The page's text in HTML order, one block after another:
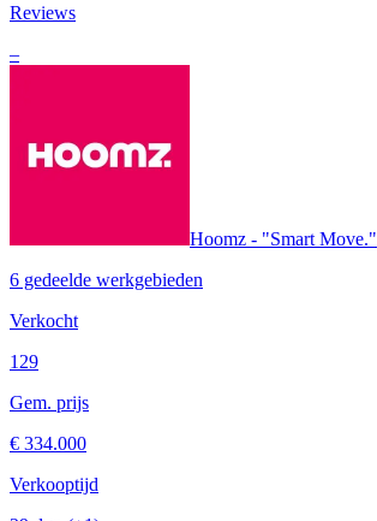
Reviews
–
Hoomz - "Smart Move."
6 gedeelde werkgebieden
Verkocht
129
Gem. prijs
€ 334.000
Verkooptijd